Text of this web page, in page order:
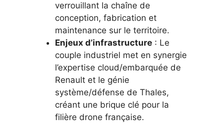
verrouillant la chaîne de
conception, fabrication et
maintenance sur le territoire.
Enjeux d’infrastructure : Le
couple industriel met en synergie
l’expertise cloud/embarquée de
Renault et le génie
système/défense de Thales,
créant une brique clé pour la
filière drone française.